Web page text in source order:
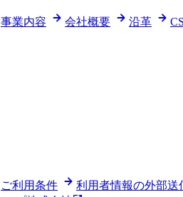
事業内容 会社概要 沿革
ご利用条件
利用者情報の外部送